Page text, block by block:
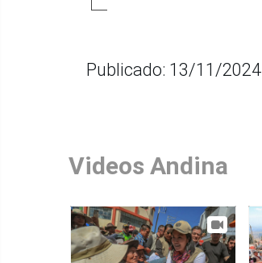
Publicado: 13/11/2024
Videos Andina